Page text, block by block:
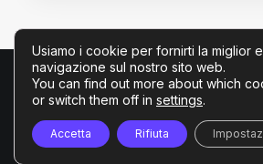
Usiamo i cookie per fornirti la miglior
navigazione sul nostro sito web.
You can find out more about which
or switch them off in settings.
Accetta Rifiuta